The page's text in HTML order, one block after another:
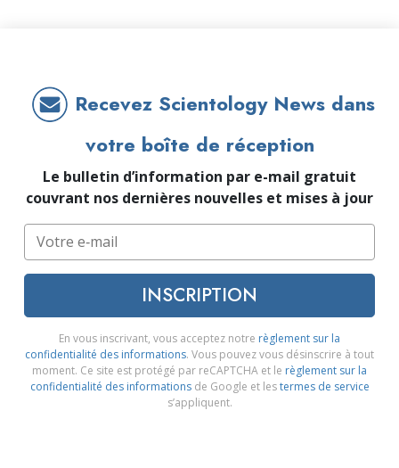
Recevez Scientology News dans
votre boîte de réception
Le bulletin d’information par e-mail gratuit
couvrant nos dernières nouvelles et mises à jour
INSCRIPTION
En vous inscrivant, vous acceptez notre règlement sur la
confidentialité des informations. Vous pouvez vous désinscrire à tout
moment. Ce site est protégé par reCAPTCHA et le règlement sur la
confidentialité des informationsde Google et lestermes de service
s’appliquent.